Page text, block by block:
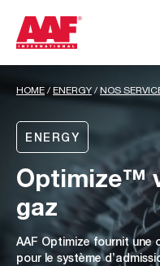
HOME / ENERGY/ NOS
ENERGY
Optimize™
gaz
AAF Optimize fournit une
pour le système